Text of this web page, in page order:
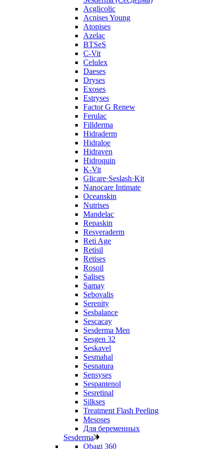
Acglicolic
Acnises Young
Atopises
Azelac
BTSeS
C‑Vit
Celulex
Daeses
Dryses
Exoses
Estryses
Factor G Renew
Ferulac
Fillderma
Hidraderm
Hidraloe
Hidraven
Hidroquin
K-Vit
Glicare·Seslash·Kit
Nanocare Intimate
Oceanskin
Nutrises
Mandelac
Repaskin
Resveraderm
Reti Age
Retisil
Retises
Rosoil
Salises
Samay
Sebovalis
Serenity
Sesbalance
Sescacay
Sesderma Men
Sesgen 32
Seskavel
Sesmahal
Sesnatura
Sensyses
Sespantenol
Sesretinal
Silkses
Treatment Flash Peeling
Mesoses
Для беременных
Sesderma
Obagi 360